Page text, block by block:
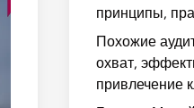
принципы,
Похожие
охват,
привлечение